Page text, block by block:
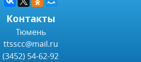
Контакты
Тюмень
ttsscc@mail.ru
(3452) 54-62-92